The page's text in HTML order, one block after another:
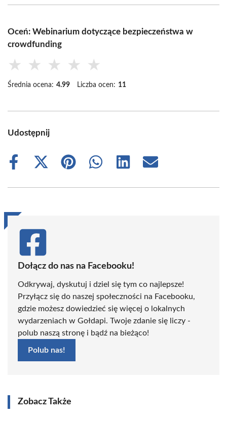
Oceń: Webinarium dotyczące bezpieczeństwa w
crowdfunding
★ ★ ★ ★ ★
Średnia ocena: 4.99 Liczba ocen: 11
Udostępnij
Share
Share
(Twitter)
Share
Share
Share
Share
Dołącz do nas na Facebooku!
Odkrywaj, dyskutuj i dziel się tym co najlepsze!
Przyłącz się do naszej społeczności na Facebooku,
gdzie możesz dowiedzieć się więcej o lokalnych
wydarzeniach w Gołdapi. Twoje zdanie się liczy -
polub naszą stronę i bądź na bieżąco!
Polub nas!
Zobacz Także